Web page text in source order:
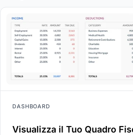
DASHBOARD
Visualizza il Tuo Quadro